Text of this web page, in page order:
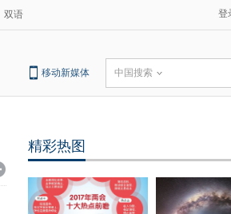
双语 登
移动新媒体 中国搜索
精彩热图